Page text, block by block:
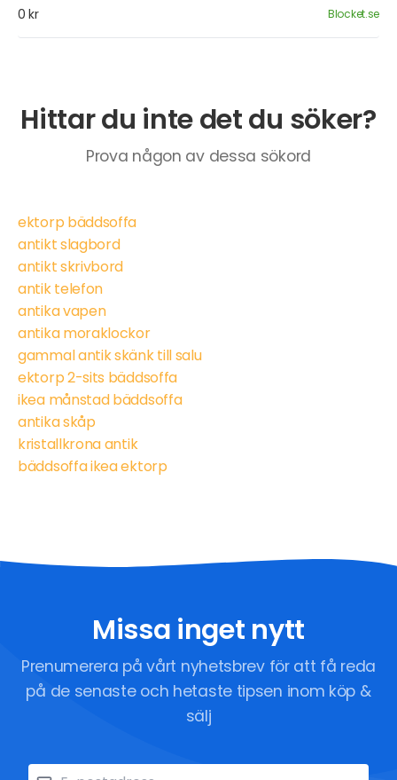
0 kr Blocket.se
Hittar du inte det du söker?
Prova någon av dessa sökord
ektorp bäddsoffa
antikt slagbord
antikt skrivbord
antik telefon
antika vapen
antika moraklockor
gammal antik skänk till salu
ektorp 2-sits bäddsoffa
ikea månstad bäddsoffa
antika skåp
kristallkrona antik
bäddsoffa ikea ektorp
Missa inget nytt
Prenumerera på vårt nyhetsbrev för att få reda
på de senaste och hetaste tipsen inom köp &
sälj